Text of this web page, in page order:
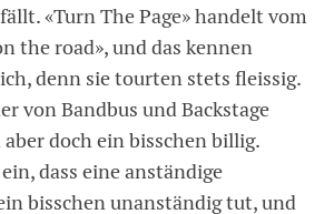
«Turn The Page» handelt vom
the road», und das kennen
denn sie tourten stets fleissig.
von Bandbus und Backstage
doch ein bisschen billig.
dass eine anständige
bisschen unanständig tut, und